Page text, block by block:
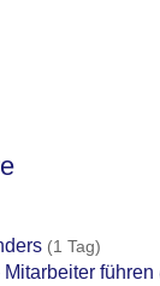
(1 Tag)
führen